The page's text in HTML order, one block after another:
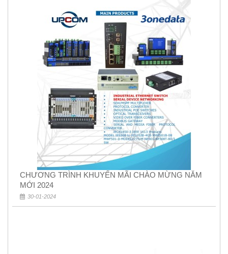
CHƯƠNG TRÌNH KHUYẾN MÃI CHÀO MỪNG NĂM
MỚI 2024
30-01-2024